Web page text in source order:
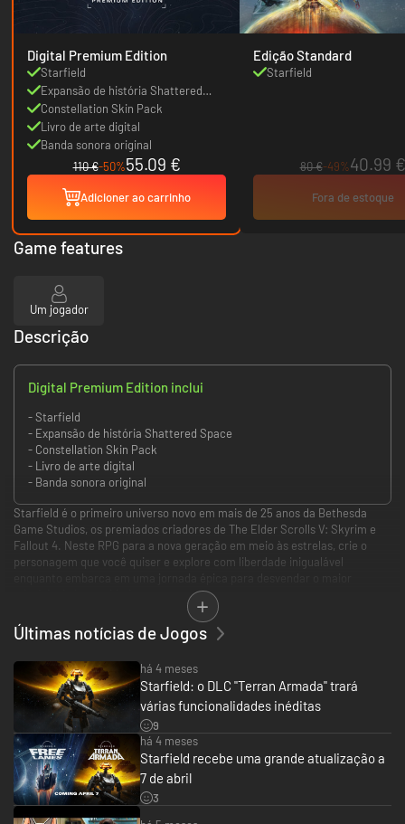
Digital Premium Edition
Starfield
Expansão de história Shattered
Space
Constellation Skin Pack
Livro de arte digital
Banda sonora original
110 €-50%55.09 €
Adicioner ao carrinho
Edição Standard
Starfield
80 €-49%40.99 €
Fora de estoque
Game features
Um jogador
Descrição
Digital Premium Edition inclui
- Starfield
- Expansão de história Shattered Space
- Constellation Skin Pack
- Livro de arte digital
- Banda sonora original
Starfield é o primeiro universo novo em mais de 25 anos da Bethesda
Game Studios, os premiados criadores de The Elder Scrolls V: Skyrim e
Fallout 4. Neste RPG para a nova geração em meio às estrelas, crie o
personagem que você quiser e explore com liberdade inigualável
***
Reserve agora para receber os itens bônus do jogo do pacote “Visuais
Velho Marte”:
- Talhador Laser
- Capacete de Mineração Profunda
- Mochila de Mineração Profunda
A Edição Premium inclui:
- Jogo base de Starfield
- Expansão narrativa Espaço Estilhaçado (quando for lançada)
Últimas notícias de Jogos
há 4 meses
Starfield: o DLC "Terran Armada" trará
várias funcionalidades inéditas
9
há 4 meses
Starfield recebe uma grande atualização a
7 de abril
3